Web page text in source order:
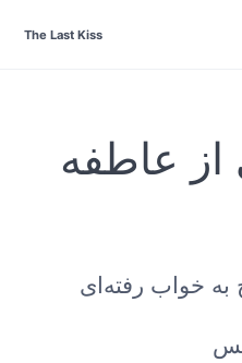
The Last Kiss
عاطفه
به خواب رفته‌ای